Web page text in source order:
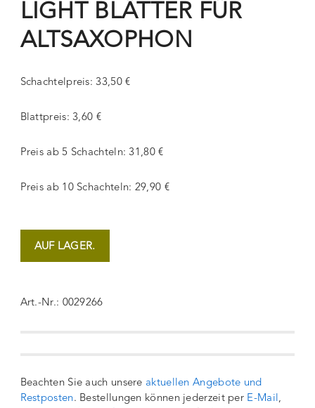
LIGHT BLÄTTER FÜR
ALTSAXOPHON
Schachtelpreis: 33,50 €
Blattpreis: 3,60 €
Preis ab 5 Schachteln: 31,80 €
Preis ab 10 Schachteln: 29,90 €
AUF LAGER.
Art.-Nr.: 0029266
Beachten Sie auch unsere aktuellen Angebote und
Restposten. Bestellungen können jederzeit per E-Mail,